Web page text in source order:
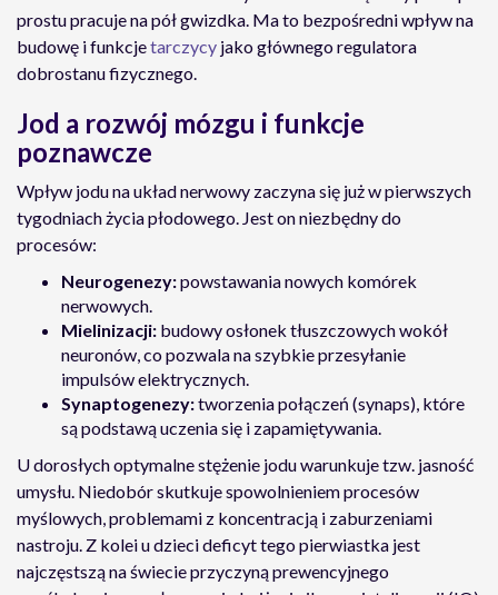
prostu pracuje na pół gwizdka. Ma to bezpośredni wpływ na
budowę i funkcjetarczycy jako głównego regulatora
dobrostanu fizycznego.
Jod a rozwój mózgu i funkcje
poznawcze
Wpływ jodu na układ nerwowy zaczyna się już w pierwszych
tygodniach życia płodowego. Jest on niezbędny do
procesów:
Neurogenezy:powstawania nowych komórek
nerwowych.
Mielinizacji: budowy osłonek tłuszczowych wokół
neuronów, co pozwala na szybkie przesyłanie
impulsów elektrycznych.
Synaptogenezy:tworzenia połączeń (synaps), które
są podstawą uczenia się i zapamiętywania.
U dorosłych optymalne stężenie jodu warunkuje tzw. jasność
umysłu. Niedobór skutkuje spowolnieniem procesów
myślowych, problemami z koncentracją i zaburzeniami
nastroju. Z kolei u dzieci deficyt tego pierwiastka jest
najczęstszą na świecie przyczyną prewencyjnego